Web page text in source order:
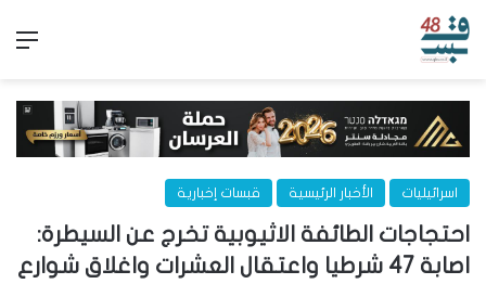
اسرائيليات الأخبار الرئيسية قبسات إخبارية
احتجاجات الطائفة الاثيوبية تخرج عن السيطرة:
اصابة 47 شرطيا واعتقال العشرات واغلاق شوارع